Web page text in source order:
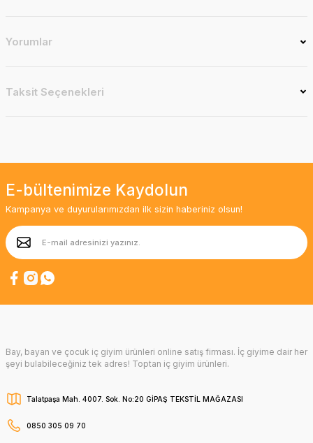
Yorumlar
Taksit Seçenekleri
E-bültenimize Kaydolun
Kampanya ve duyurularımızdan ilk sizin haberiniz olsun!
Bay, bayan ve çocuk iç giyim ürünleri online satış firması. İç giyime dair her
şeyi bulabileceğiniz tek adres! Toptan iç giyim ürünleri.
Talatpaşa Mah. 4007. Sok. No:20 GİPAŞ TEKSTİL MAĞAZASI
0850 305 09 70